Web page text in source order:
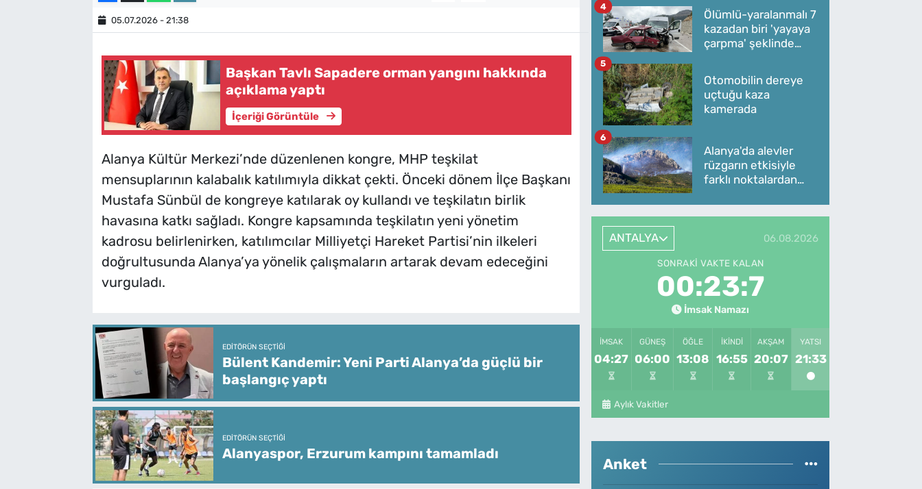
05.07.2026 - 21:38
Başkan Tavlı Sapadere orman yangını hakkında
açıklama yaptı
İçeriği Görüntüle
Alanya Kültür Merkezi’nde düzenlenen kongre, MHP teşkilat
mensuplarının kalabalık katılımıyla dikkat çekti. Önceki dönem İlçe Başkanı
Mustafa Sünbül de kongreye katılarak oy kullandı ve teşkilatın birlik
havasına katkı sağladı. Kongre kapsamında teşkilatın yeni yönetim
kadrosu belirlenirken, katılımcılar Milliyetçi Hareket Partisi’nin ilkeleri
doğrultusunda Alanya’ya yönelik çalışmaların artarak devam edeceğini
vurguladı.
EDITÖRÜN SEÇTIĞI
Bülent Kandemir: Yeni Parti Alanya’da güçlü bir
başlangıç yaptı
EDITÖRÜN SEÇTIĞI
Alanyaspor, Erzurum kampını tamamladı
Ölümlü-yaralanmalı 7
kazadan biri 'yayaya
çarpma' şeklinde
4
Otomobilin dereye
uçtuğu kaza
kamerada
5
Alanya'da alevler
rüzgarın etkisiyle
farklı noktalardan
6
ANTALYA 06.08.2026
SONRAKI VAKTE KALAN
00:23:7
İmsak Namazı
İMSAK
04:27
GÜNEŞ
06:00
ÖĞLE
13:08
İKINDI
16:55
AKŞAM
20:07
YATSI
21:33
Aylık Vakitler
Anket